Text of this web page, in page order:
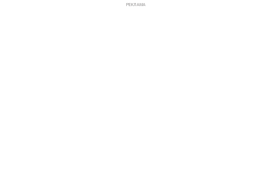
РЕКЛАМА